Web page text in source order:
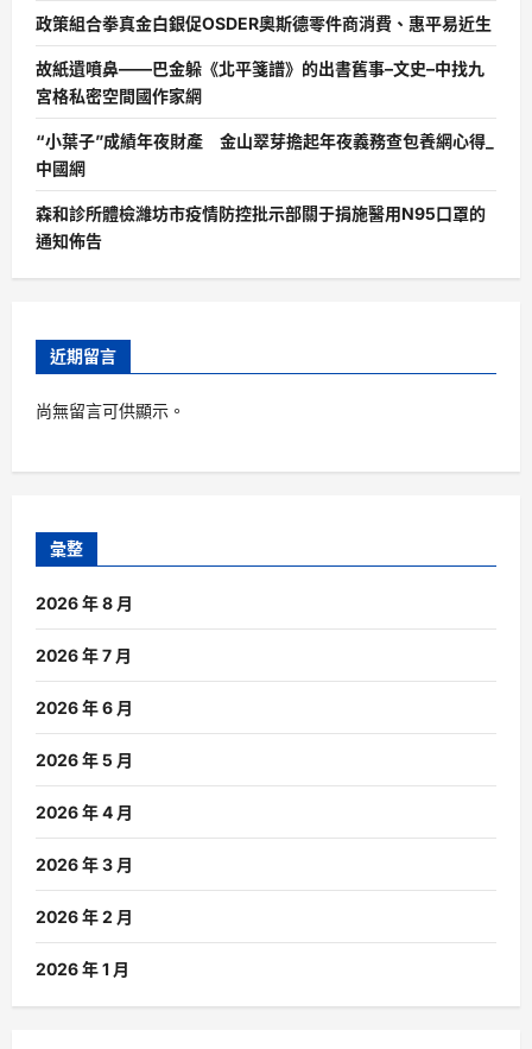
政策組合拳真金白銀促OSDER奧斯德零件商消費、惠平易近生
故紙遺噴鼻——巴金躲《北平箋譜》的出書舊事–文史–中找九
宮格私密空間國作家網
“小葉子”成績年夜財產 金山翠芽擔起年夜義務查包養網心得_
中國網
森和診所體檢濰坊市疫情防控批示部關于捐施醫用N95口罩的
通知佈告
近期留言
尚無留言可供顯示。
彙整
2026 年 8 月
2026 年 7 月
2026 年 6 月
2026 年 5 月
2026 年 4 月
2026 年 3 月
2026 年 2 月
2026 年 1 月